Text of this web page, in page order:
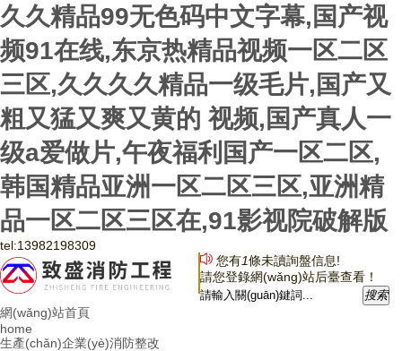
久久精品99无色码中文字幕,国产视
频91在线,东京热精品视频一区二区
三区,久久久久精品一级毛片,国产又
粗又猛又爽又黄的 视频,国产真人一
级a爱做片,午夜福利国产一区二区,
韩国精品亚洲一区二区三区,亚洲精
品一区二区三区在,91影视院破解版
tel:13982198309
您有1條未讀詢盤信息!
請您登錄網(wǎng)站后臺查看！
搜索
網(wǎng)站首頁
home
生產(chǎn)企業(yè)消防整改